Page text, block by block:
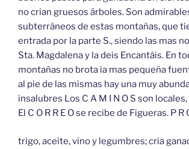
no crian gruesos árboles. Son
subterráneos de estas montañas, que
entrada por la parte S., siendo las mas
Sta. Magdalena y la deis Encantáis. En
montañas no brota ia mas pequeña
al pie de las mismas hay una muy
insalubres Los C A M I N O S son
El C O R R E O se recibe de Figueras. P R
trigo, aceite, vino y legumbres; cria